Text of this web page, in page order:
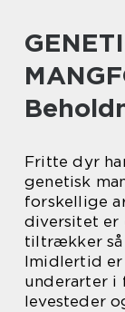
Fritte dyr
genetisk
forskellige
diversitet er
tiltrækker så
Imidlertid er
underarter i
levesteder